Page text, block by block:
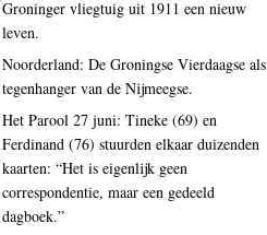
Groninger vliegtuig uit 1911 een nieuw
leven.
Noorderland: De Groningse Vierdaagse als
tegenhanger van de Nijmeegse.
Het Parool 27 juni: Tineke (69) en
Ferdinand (76) stuurden elkaar duizenden
kaarten: “Het is eigenlijk geen
correspondentie, maar een gedeeld
dagboek.”